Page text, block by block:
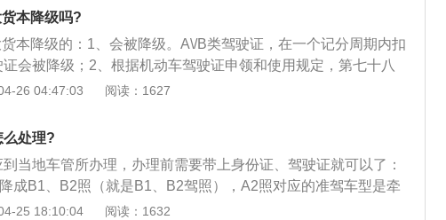
销机动车驾驶证，终生不得重新取得机动车驾驶证。
15日以下拘留，并且5年内不得重新获得驾照；3、醉酒驾驶机
照，5年内不得重新获取驾照，经过判决后处以拘役，并处罚
机动车辆，吊销驾照，10年内不得重新获取驾照，终生不得驾
判决后处以拘役，并处罚金。
本降级吗?
本降级的：1、会被降级。A\/B类驾驶证，在一个记分周期内扣
会被降级；2、根据机动车驾驶证申领和使用规定，第七十八
牵引车、城市公交车、中型客车、大型货车驾驶证的驾驶人有
办理降级换证业务；3、发生交通事故造成人员死亡，承担同
构成犯罪的；在一个记分周期内有记满12分记录的；连续三个记
的。
26 04:47:03 阅读：1627
么处理?
当地车管所办理，办理前需要带上身份证、驾驶证就可以了：
成B1、B2照（就是B1、B2驾照），A2照对应的准驾车型是牵
准驾车型是中型客车，B2照对应的准驾车型是大型货车；2、
25 18:10:04 阅读：1632